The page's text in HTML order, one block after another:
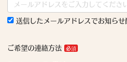
送信したメールアドレスでお知らせ
ご希望の連絡方法